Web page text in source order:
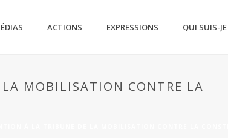
QUI SUIS-JE
EXPRESSIONS
ACTIONS
MOBILISATION CONTRE LA